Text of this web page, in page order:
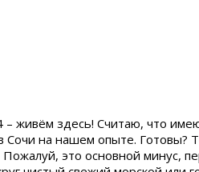
– живём здесь! Считаю, что
на нашем опыте. Готовы?
это основной минус,